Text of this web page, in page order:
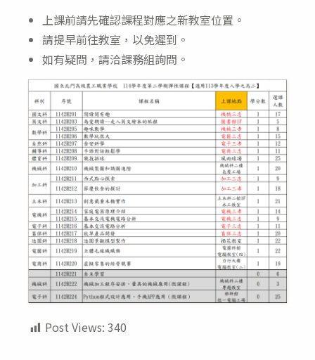
上課前請先確認課程對應之新教室位置。
請提早前往教室，以免遲到。
如有疑問，請洽課務組詢問。
Post Views: 340